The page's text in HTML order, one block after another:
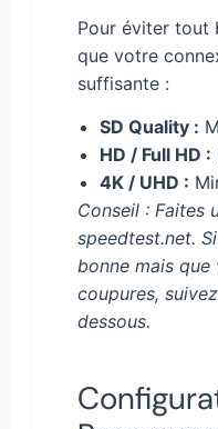
Pour éviter tout
que votre
suffisante :
SD Quality :
HD / Full HD :
4K / UHD :
Conseil : Faites
speedtest.net.
bonne mais que
coupures,
dessous.